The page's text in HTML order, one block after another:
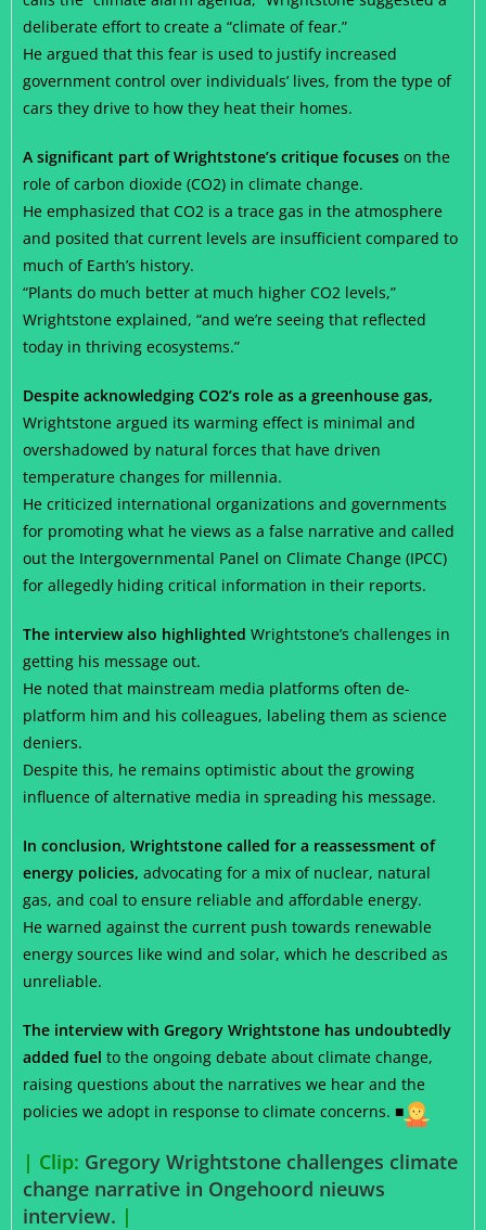
deliberate effort to create a “climate of fear.”
He argued that this fear is used to justify increased
government control over individuals’ lives, from the type of
cars they drive to how they heat their homes.
A significant part of Wrightstone’s critique focuses on the
role of carbon dioxide (CO2) in climate change.
He emphasized that CO2 is a trace gas in the atmosphere
and posited that current levels are insufficient compared to
much of Earth’s history.
“Plants do much better at much higher CO2 levels,”
Wrightstone explained, “and we’re seeing that reflected
today in thriving ecosystems.”
Despite acknowledging CO2’s role as a greenhouse gas,
Wrightstone argued its warming effect is minimal and
overshadowed by natural forces that have driven
temperature changes for millennia.
He criticized international organizations and governments
for promoting what he views as a false narrative and called
out the Intergovernmental Panel on Climate Change (IPCC)
for allegedly hiding critical information in their reports.
The interview also highlighted Wrightstone’s challenges in
getting his message out.
He noted that mainstream media platforms often de-
platform him and his colleagues, labeling them as science
deniers.
Despite this, he remains optimistic about the growing
influence of alternative media in spreading his message.
In conclusion, Wrightstone called for a reassessment of
energy policies, advocating for a mix of nuclear, natural
gas, and coal to ensure reliable and affordable energy.
He warned against the current push towards renewable
energy sources like wind and solar, which he described as
unreliable.
The interview with Gregory Wrightstone has undoubtedly
added fuel to the ongoing debate about climate change,
raising questions about the narratives we hear and the
policies we adopt in response to climate concerns. ■
| Clip: Gregory Wrightstone challenges climate
change narrative in Ongehoord nieuws
interview. |